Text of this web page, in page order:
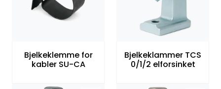
Bjelkeklemme for
kabler SU-CA
Bjelkeklammer TCS
0/1/2 elforsinket